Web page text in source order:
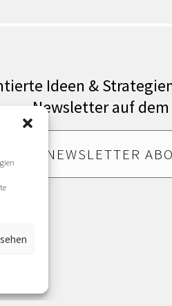
Ideen &
Newsletter auf
NEWSLETTER